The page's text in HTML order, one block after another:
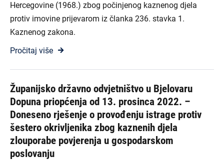
Hercegovine (1968.) zbog počinjenog kaznenog djela
protiv imovine prijevarom iz članka 236. stavka 1.
Kaznenog zakona.
Pročitaj više
Županijsko državno odvjetništvo u Bjelovaru
Dopuna priopćenja od 13. prosinca 2022. –
Doneseno rješenje o provođenju istrage protiv
šestero okrivljenika zbog kaznenih djela
zlouporabe povjerenja u gospodarskom
poslovanju